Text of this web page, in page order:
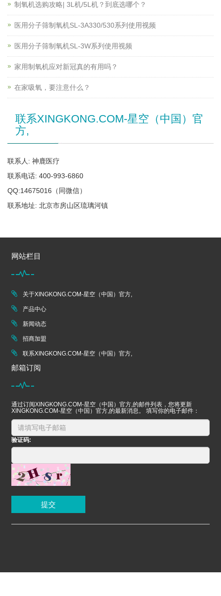
制氧机选购攻略| 3L机/5L机？到底选哪个？
医用分子筛制氧机SL-3A330/530系列使用视频
医用分子筛制氧机SL-3W系列使用视频
家用制氧机应对新冠真的有用吗？
在家吸氧，要注意什么？
联系XINGKONG.COM-星空（中国）官
方,
联系人: 神鹿医疗
联系电话: 400-993-6860
QQ:14675016（同微信）
联系地址: 北京市房山区琉璃河镇
网站栏目
关于XINGKONG.COM-星空（中国）官方,
产品中心
新闻动态
招商加盟
联系XINGKONG.COM-星空（中国）官方,
邮箱订阅
通过订阅XINGKONG.COM-星空（中国）官方,的邮件列表，您将更新
XINGKONG.COM-星空（中国）官方,的最新消息。 填写你的电子邮件：
验证码:
提交